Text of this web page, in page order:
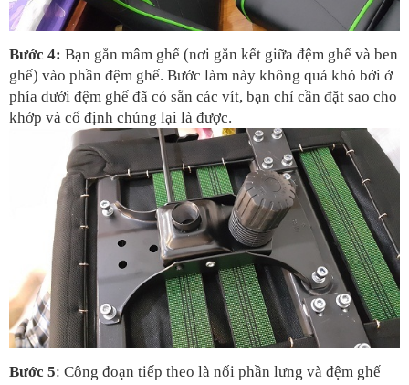
Bước 4: Bạn gắn mâm ghế (nơi gắn kết giữa đệm ghế và ben
ghế) vào phần đệm ghế. Bước làm này không quá khó bởi ở
phía dưới đệm ghế đã có sẵn các vít, bạn chỉ cần đặt sao cho
khớp và cố định chúng lại là được.
Bước 5: Công đoạn tiếp theo là nối phần lưng và đệm ghế